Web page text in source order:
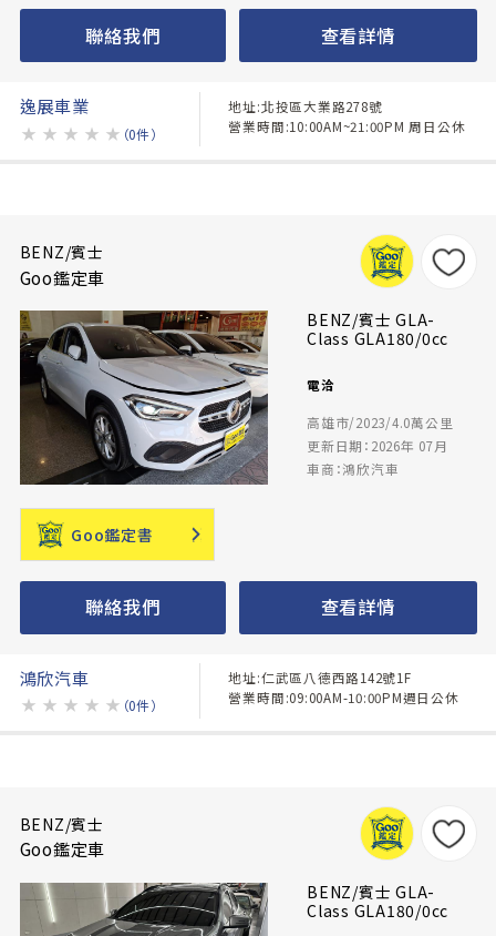
聯絡我們 查看詳情
逸展車業
★ ★ ★ ★ ★ （0件）
地址:北投區大業路278號
營業時間:10:00AM~21:00PM 周日公休
BENZ/賓士
Goo鑑定車
BENZ/賓士 GLA-
Class GLA180/0cc
電洽
高雄市/2023/4.0萬公里
更新日期：2026年 07月
車商：鴻欣汽車
Goo鑑定書
聯絡我們 查看詳情
鴻欣汽車
★ ★ ★ ★ ★ （0件）
地址:仁武區八德西路142號1F
營業時間:09:00AM-10:00PM週日公休
BENZ/賓士
Goo鑑定車
BENZ/賓士 GLA-
Class GLA180/0cc